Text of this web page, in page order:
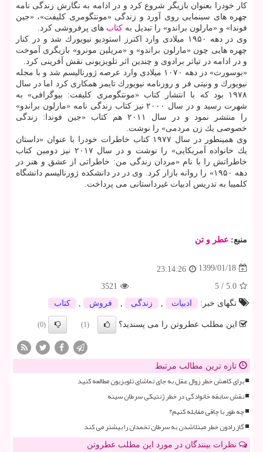
كار خودرا بعنوان بازیگر شروع كرد و در ادامه به نگارش زندگی نامه
چهره های سینمایی روی آورد و زندگی «مونتگومری كلیفت»، «جین
فوندا» و «مارلون براندو» را تبدیل به كتاب های پرفروشی كرد.
وی در دهه ۱۹۵۰ میلادی وارد اكترز استودیو نیویورك شد و در كنار
چهره هایی چون «مارلون براندو» و «مریلین مونرو» بازیگری آموخت
و در ادامه در تیاتر برادوی و چندین اثر تلویزیونی نقش آفرینی كرد.
«بوسورث» در دهه ۱۰۷۰ میلادی وارد عرصه ژورنالیسم شد و با مجله
نیویورك و ونیتی فر و روزنامه نیویورك تایمز همكاری كرد اما در سال
۱۹۷۸ بود كه با انتشار كتاب «مونتگومری كلیفت: بیوگرافی» به
شهرت رسید و در سال ۲۰۰۰ نیز كتاب زندگی نامه «مارلون براندو»
را منتشر نمود و در سال ۲۰۱۱ هم كتاب «جین فوندا: زندگی
خصوصی یك زن مردمی» را نوشت.
وی همینطور در سال ۱۹۷۷ كتاب خاطرات خودرا با عنوان «داستان
یك خانواده آمریكایی» را نوشت و در سال ۲۰۱۷ نیز دومین كتاب
خاطراتش را با نام «مردان زندگی من: خاطراتی از عشق و هنر در
دهه ۱۹۵۰» را روانه بازار كرد. وی در در دانشكده ژورنالیسم دانشگاه
كلمیبا به تدریس ادبیات غیرداستانی می پرداخت.
منبع: عطر و تن
1399/01/18
23:14:26
5.0
/
5
3521
تگهای خبر:
ادبیات زندگی فروش كتاب
این مطلب عطروتن را می پسندید؟ (1)
(0)
تازه ترین مطالب مرتبط
برای کاهش خطر زوال عقل به جای تماشای تلویزیون مطالعه کنید
نقش سابقه خانوادگی در خطر ژنتیکی سرطان سینه
چه طور با چاقی مقابله کنیم؟
گاز رادون خطر مبتلاشدن به سرطان تخمدان را بیشتر می کند
نظرات بینندگان در مورد این مطلب عطروتن